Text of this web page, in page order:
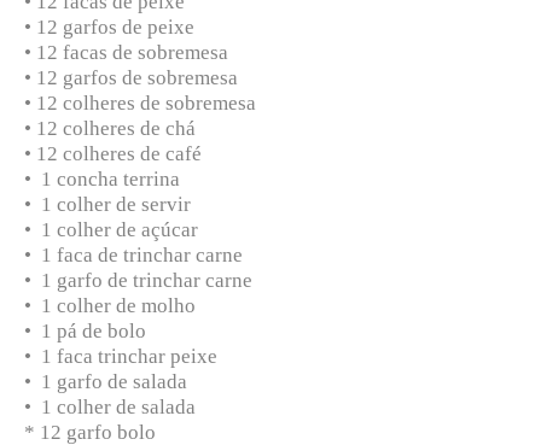
• 12 garfos de peixe
• 12 facas de sobremesa
• 12 garfos de sobremesa
• 12 colheres de sobremesa
• 12 colheres de chá
• 12 colheres de café
• 1 concha terrina
• 1 colher de servir
• 1 colher de açúcar
• 1 faca de trinchar carne
• 1 garfo de trinchar carne
• 1 colher de molho
• 1 pá de bolo
• 1 faca trinchar peixe
• 1 garfo de salada
• 1 colher de salada
* 12 garfo bolo